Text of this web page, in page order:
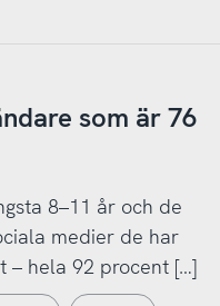
som är 76
8–11 år och de
medier de har
– hela 92 procent […]